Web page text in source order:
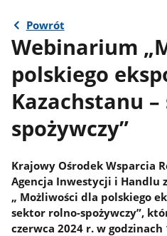
Powrót
Webinarium
polskiego
Kazachstanu
spożywczy”
Krajowy Ośrodek Wsparcia
Agencja Inwestycji i Handlu
„ Możliwości dla polskiego
sektor rolno-spożywczy”,
czerwca 2024 r. w godzinach